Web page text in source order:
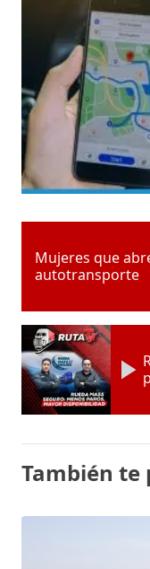
Mujeres que
autotransporte
También te